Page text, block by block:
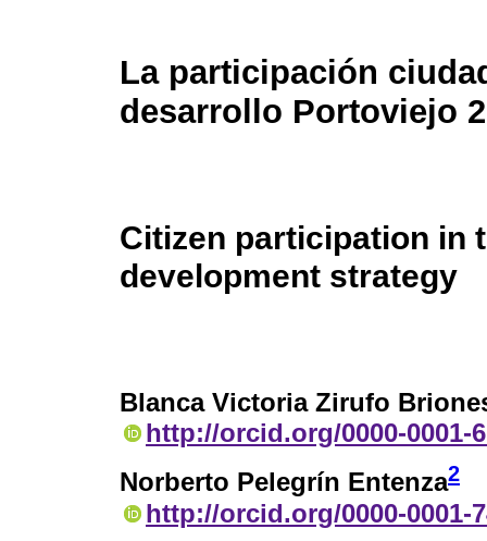
La participación
desarrollo Portoviejo
Citizen participation in
development strategy
Blanca Victoria Zirufo
http://orcid.org/0000-0001-
Norberto Pelegrín Entenza2
http://orcid.org/0000-0001-